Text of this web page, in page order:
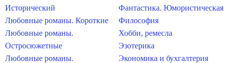
Исторический
Любовные романы. Короткие
Любовные романы.
Остросюжетные
Любовные романы.
Фантастика. Юмористическая
Философия
Хобби, ремесла
Эзотерика
Экономика и бухгалтерия